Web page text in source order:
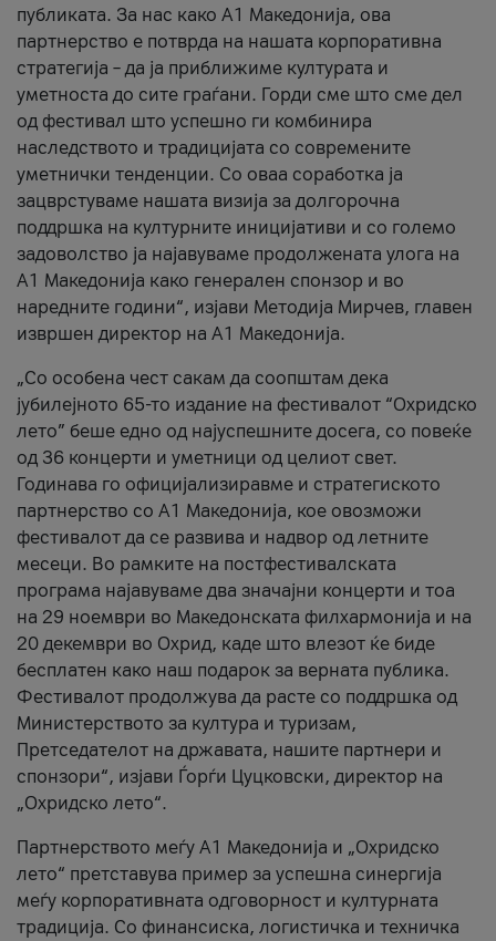
публиката. За нас како A1 Македонија, ова
партнерство е потврда на нашата корпоративна
стратегија – да ја приближиме културата и
уметноста до сите граѓани. Горди сме што сме дел
од фестивал што успешно ги комбинира
наследството и традицијата со современите
уметнички тенденции. Со оваа соработка ја
зацврстуваме нашата визија за долгорочна
поддршка на културните иницијативи и со големо
задоволство ја најавуваме продолжената улога на
A1 Македонија како генерален спонзор и во
наредните години“, изјави Методија Мирчев, главен
извршен директор на A1 Македонија.
„Со особена чест сакам да соопштам дека
јубилејното 65-то издание на фестивалот “Охридско
лето” беше едно од најуспешните досега, со повеќе
од 36 концерти и уметници од целиот свет.
Годинава го официјализиравме и стратегиското
партнерство со А1 Македонија, кое овозможи
фестивалот да се развива и надвор од летните
месеци. Во рамките на постфестивалската
програма најавуваме два значајни концерти и тоа
на 29 ноември во Македонската филхармонија и на
20 декември во Охрид, каде што влезот ќе биде
бесплатен како наш подарок за верната публика.
Фестивалот продолжува да расте со поддршка од
Министерството за култура и туризам,
Претседателот на државата, нашите партнери и
спонзори“, изјави Ѓорѓи Цуцковски, директор на
„Охридско лето“.
Партнерството меѓу A1 Македонија и „Охридско
лето“ претставува пример за успешна синергија
меѓу корпоративната одговорност и културната
традиција. Со финансиска, логистичка и техничка